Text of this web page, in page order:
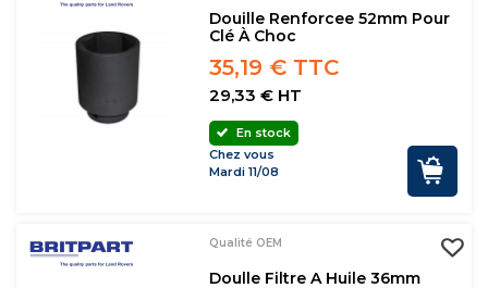
Douille Renforcee 52mm Pour
Clé À Choc
35,19 € TTC
29,33 € HT
En stock
Chez vous
Mardi 11/08
Qualité OEM
Doulle Filtre A Huile 36mm